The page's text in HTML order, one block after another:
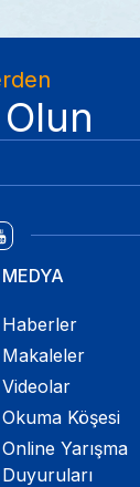
MEDYA
Haberler
Makaleler
Videolar
Okuma Köşesi
Online Yarışma
Duyuruları